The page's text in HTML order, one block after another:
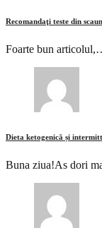
Recomandaţi teste din
Foarte bun
Dieta ketogenică și
Buna ziua!As dori